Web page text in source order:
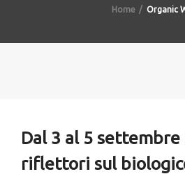
Home Organic
Dal 3 al 5
riflettori sul